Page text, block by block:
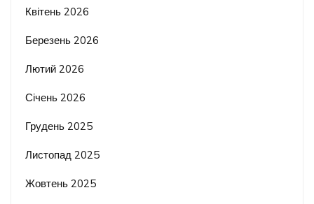
Квітень 2026
Березень 2026
Лютий 2026
Січень 2026
Грудень 2025
Листопад 2025
Жовтень 2025